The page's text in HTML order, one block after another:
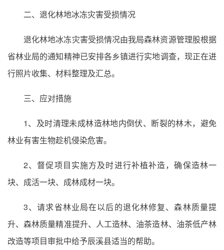
二、退化林地冰冻灾害受损情况
退化林地冰冻灾害受损情况由我局森林资源管理股根据
省林业局的通知精神已安排各乡镇进行实地调查，现正在进
行照片收集、材料整理及汇总。
三、应对措施
1、及时清理未成林造林地内倒伏、断裂的林木，避免
林业有害生物趁机侵染危害。
2、督促项目实施方及时进行补植补造，确保造林一
块、成活一块、成林成材一块。
3、请求省林业局在以后的退化林修复、森林质量提
升、森林质量精准提升、人工造林、油茶造林、油茶低产林
改造等项目审批中给予辰溪县适当的帮助。